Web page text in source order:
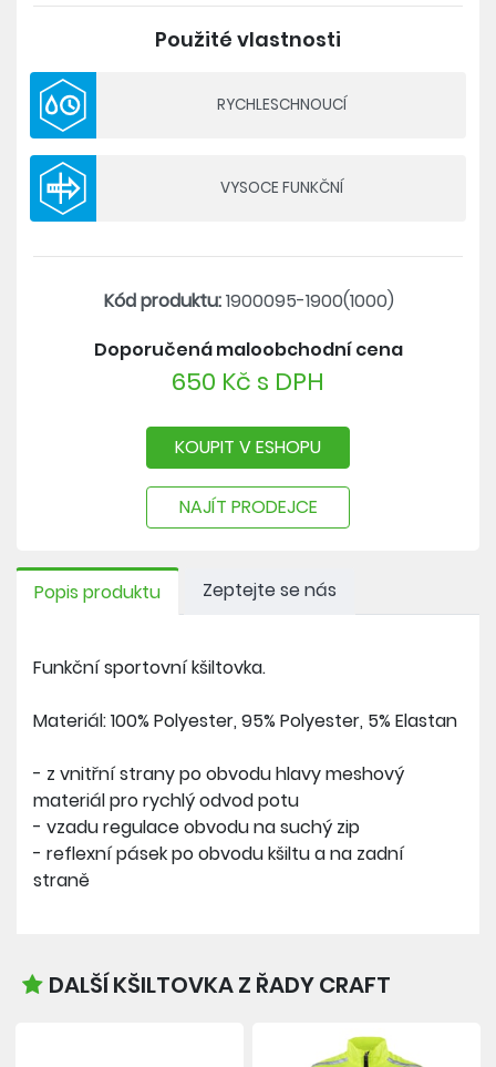
- vzadu regulace obvodu na suchý zip
- reflexní pásek po obvodu kšiltu a na zadní
straně
Použité vlastnosti
RYCHLESCHNOUCÍ
VYSOCE FUNKČNÍ
Kód produktu:1900095-1900(1000)
Doporučená maloobchodní cena
650 Kč s DPH
KOUPIT V ESHOPU
NAJÍT PRODEJCE
Popis produktu Zeptejte se nás
Funkční sportovní kšiltovka.
Materiál: 100% Polyester, 95% Polyester, 5% Elastan
- z vnitřní strany po obvodu hlavy meshový
materiál pro rychlý odvod potu
- vzadu regulace obvodu na suchý zip
- reflexní pásek po obvodu kšiltu a na zadní
straně
DALŠÍ KŠILTOVKA Z ŘADY CRAFT